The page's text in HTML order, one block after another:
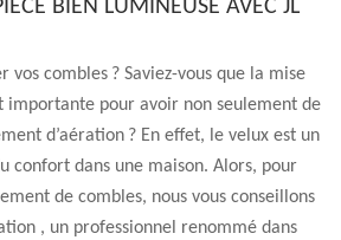
BIEN LUMINEUSE AVEC JL
vos combles ? Saviez-vous que la mise
importante pour avoir non seulement de
d’aération ? En effet, le velux est un
confort dans une maison. Alors, pour
de combles, nous vous conseillons
, un professionnel renommé dans